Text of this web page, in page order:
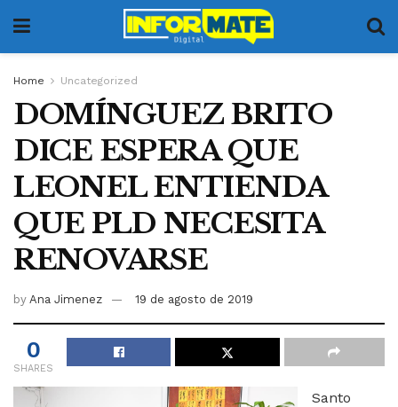
Home Uncategorized
DOMÍNGUEZ BRITO
DICE ESPERA QUE
LEONEL ENTIENDA
QUE PLD NECESITA
RENOVARSE
by Ana Jimenez 19 de agosto de 2019
0
SHARES
Santo